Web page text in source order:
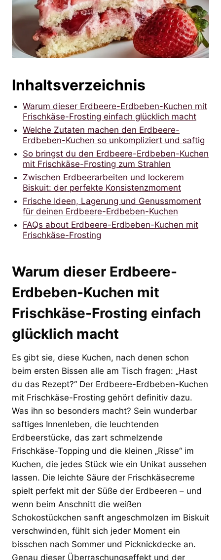
Inhaltsverzeichnis
Warum dieser Erdbeere-Erdbeben-Kuchen mit
Frischkäse-Frosting einfach glücklich macht
Welche Zutaten machen den Erdbeere-
Erdbeben-Kuchen so unkompliziert und saftig
So bringst du den Erdbeere-Erdbeben-Kuchen
mit Frischkäse-Frosting zum Strahlen
Zwischen Erdbeerarbeiten und lockerem
Biskuit: der perfekte Konsistenzmoment
Frische Ideen, Lagerung und Genussmoment
für deinen Erdbeere-Erdbeben-Kuchen
FAQs about Erdbeere-Erdbeben-Kuchen mit
Frischkäse-Frosting
Warum dieser Erdbeere-
Erdbeben-Kuchen mit
Frischkäse-Frosting einfach
glücklich macht
Es gibt sie, diese Kuchen, nach denen schon
beim ersten Bissen alle am Tisch fragen: „Hast
du das Rezept?“ Der Erdbeere-Erdbeben-Kuchen
mit Frischkäse-Frosting gehört definitiv dazu.
Was ihn so besonders macht? Sein wunderbar
saftiges Innenleben, die leuchtenden
Erdbeerstücke, das zart schmelzende
Frischkäse-Topping und die kleinen „Risse“ im
Kuchen, die jedes Stück wie ein Unikat aussehen
lassen. Die leichte Säure der Frischkäsecreme
spielt perfekt mit der Süße der Erdbeeren – und
wenn beim Anschnitt die weißen
Schokostückchen sanft angeschmolzen im Biskuit
verschwinden, fühlt sich jeder Moment ein
bisschen nach Sommer und Picknickdecke an.
Genau dieser Überraschungseffekt und der